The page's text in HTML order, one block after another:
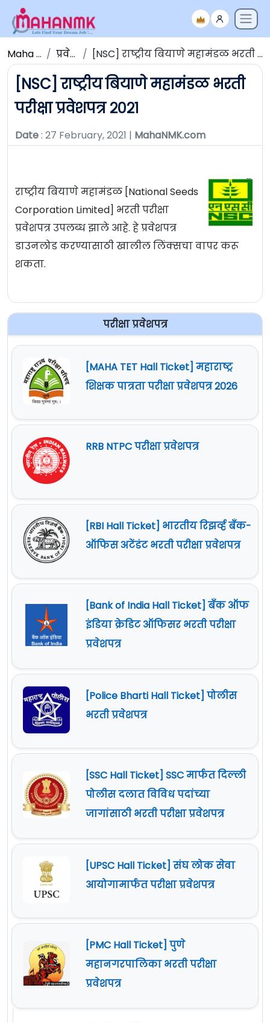
Maha NMK प्रवेशपत्र [NSC] राष्ट्रीय बियाणे महामंडळ भरती परीक्षा प्रवेशपत्र २०२१
[NSC] राष्ट्रीय बियाणे महामंडळ भरती
परीक्षा प्रवेशपत्र २०२१
Date: 27 February, 2021 | MahaNMK.com
राष्ट्रीय बियाणे महामंडळ [National Seeds
Corporation Limited] भरती परीक्षा
प्रवेशपत्र उपलब्ध झाले आहे. हे प्रवेशपत्र
डाउनलोड करण्यासाठी खालील लिंक्सचा वापर करू
शकता.
परीक्षा प्रवेशपत्र
[MAHA TET Hall Ticket] महाराष्ट्र
शिक्षक पात्रता परीक्षा प्रवेशपत्र 2026
RRB NTPC परीक्षा प्रवेशपत्र
[RBI Hall Ticket] भारतीय रिझर्व्ह बँक-
ऑफिस अटेंडंट भरती परीक्षा प्रवेशपत्र
[Bank of India Hall Ticket] बँक ऑफ
इंडिया क्रेडिट ऑफिसर भरती परीक्षा
प्रवेशपत्र
[Police Bharti Hall Ticket] पोलीस
भरती प्रवेशपत्र
[SSC Hall Ticket] SSC मार्फत दिल्ली
पोलीस दलात विविध पदांच्या
जागांसाठी भरती परीक्षा प्रवेशपत्र
[UPSC Hall Ticket] संघ लोक सेवा
आयोगामार्फत परीक्षा प्रवेशपत्र
[PMC Hall Ticket] पुणे
महानगरपालिका भरती परीक्षा
प्रवेशपत्र